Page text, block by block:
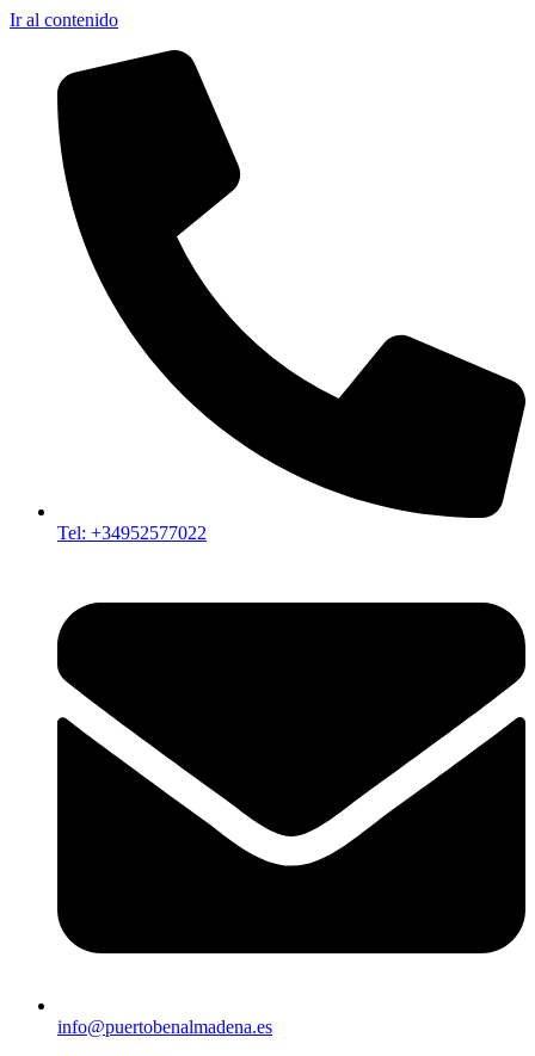
Ir al contenido
Tel: +34952577022
info@puertobenalmadena.es